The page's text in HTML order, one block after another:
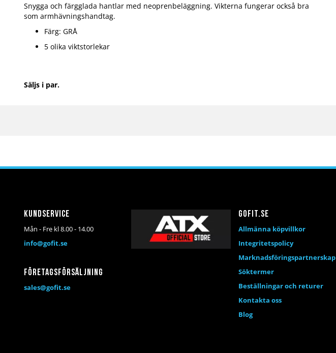
Snygga och färgglada hantlar med neoprenbeläggning. Vikterna fungerar också bra
som armhävningshandtag.
Färg: GRÅ
5 olika viktstorlekar
Säljs i par.
Kundservice
Mån - Fre kl 8.00 - 14.00
info@gofit.se
Företagsförsäljning
sales@gofit.se
Gofit.se
Allmänna köpvillkor
Integritetspolicy
Marknadsföringspartnerskap
Söktermer
Beställningar och returer
Kontakta oss
Blog